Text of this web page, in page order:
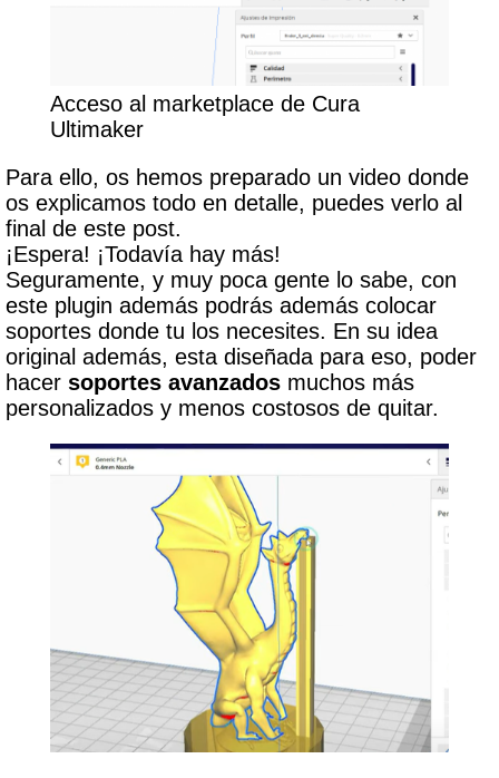
Acceso al marketplace de Cura
Ultimaker
Para ello, os hemos preparado un video donde
os explicamos todo en detalle, puedes verlo al
final de este post.
¡Espera! ¡Todavía hay más!
Seguramente, y muy poca gente lo sabe, con
este plugin además podrás además colocar
soportes donde tu los necesites. En su idea
original además, esta diseñada para eso, poder
hacer soportes avanzados muchos más
personalizados y menos costosos de quitar.